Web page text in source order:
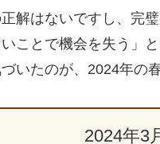
解はないですし、完
ことで機会を失う」
いたのが、2024年の春
2024年3